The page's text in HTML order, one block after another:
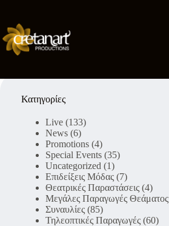
περιεχόμενο
Κατηγορίες
Live (133)
News (6)
Promotions (4)
Special Events (35)
Uncategorized (1)
Επιδείξεις Μόδας (7)
Θεατρικές Παραστάσεις (4)
Μεγάλες Παραγωγές Θεάματος
Συναυλίες (85)
Τηλεοπτικές Παραγωγές (60)